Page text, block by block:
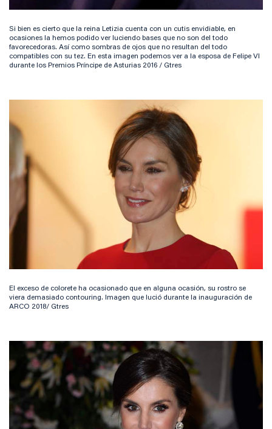
Si bien es cierto que la reina Letizia cuenta con un cutis envidiable, en
ocasiones la hemos podido ver luciendo bases que no son del todo
favorecedoras. Así como sombras de ojos que no resultan del todo
compatibles con su tez. En esta imagen podemos ver a la esposa de Felipe VI
durante los Premios Príncipe de Asturias 2016 / Gtres
El exceso de colorete ha ocasionado que en alguna ocasión, su rostro se
viera demasiado contouring. Imagen que lució durante la inauguración de
ARCO 2018/ Gtres